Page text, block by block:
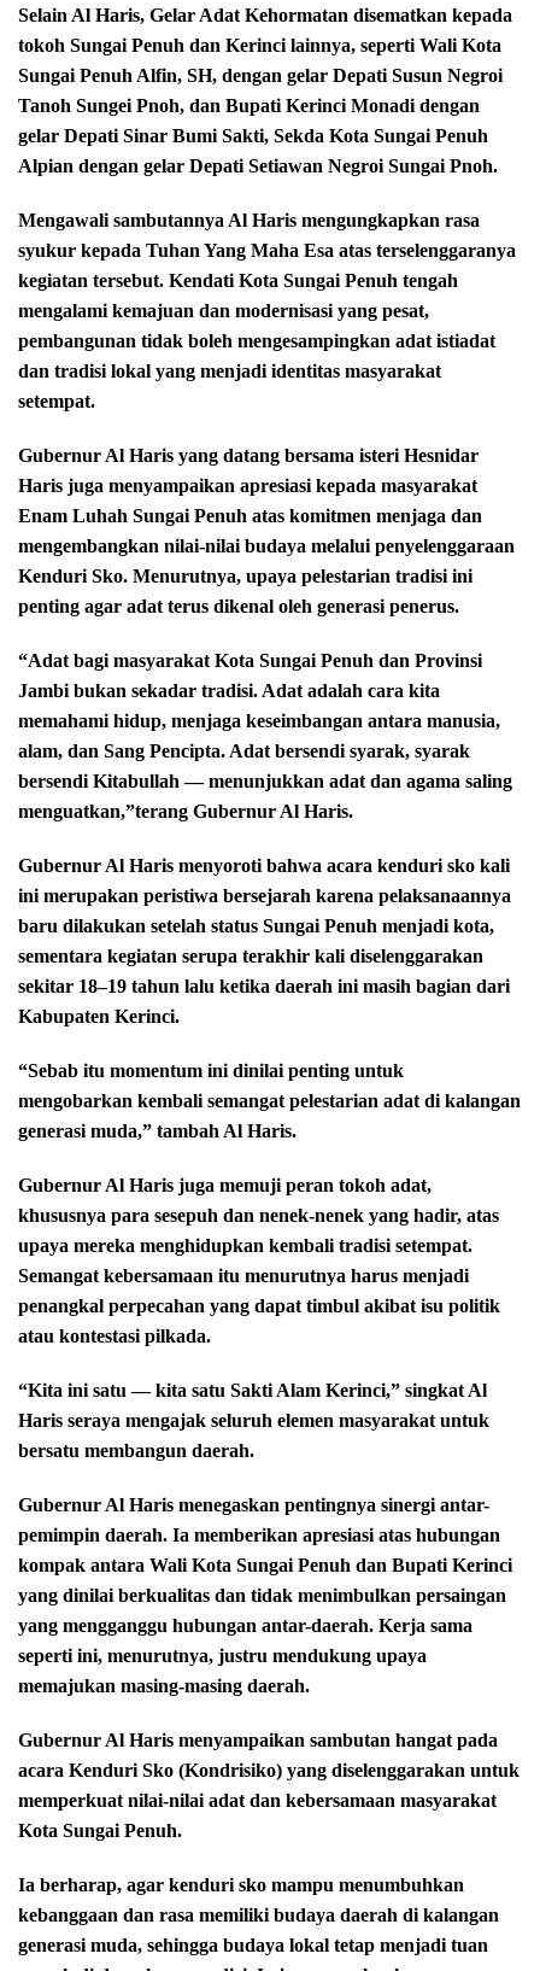
Selain Al Haris, Gelar Adat Kehormatan disematkan kepada
tokoh Sungai Penuh dan Kerinci lainnya, seperti Wali Kota
Sungai Penuh Alfin, SH, dengan gelar Depati Susun Negroi
Tanoh Sungei Pnoh, dan Bupati Kerinci Monadi dengan
gelar Depati Sinar Bumi Sakti, Sekda Kota Sungai Penuh
Alpian dengan gelar Depati Setiawan Negroi Sungai Pnoh.
Mengawali sambutannya Al Haris mengungkapkan rasa
syukur kepada Tuhan Yang Maha Esa atas terselenggaranya
kegiatan tersebut. Kendati Kota Sungai Penuh tengah
mengalami kemajuan dan modernisasi yang pesat,
pembangunan tidak boleh mengesampingkan adat istiadat
dan tradisi lokal yang menjadi identitas masyarakat
setempat.
Gubernur Al Haris yang datang bersama isteri Hesnidar
Haris juga menyampaikan apresiasi kepada masyarakat
Enam Luhah Sungai Penuh atas komitmen menjaga dan
mengembangkan nilai-nilai budaya melalui penyelenggaraan
Kenduri Sko. Menurutnya, upaya pelestarian tradisi ini
penting agar adat terus dikenal oleh generasi penerus.
“Adat bagi masyarakat Kota Sungai Penuh dan Provinsi
Jambi bukan sekadar tradisi. Adat adalah cara kita
memahami hidup, menjaga keseimbangan antara manusia,
alam, dan Sang Pencipta. Adat bersendi syarak, syarak
bersendi Kitabullah — menunjukkan adat dan agama saling
menguatkan,”terang Gubernur Al Haris.
Gubernur Al Haris menyoroti bahwa acara kenduri sko kali
ini merupakan peristiwa bersejarah karena pelaksanaannya
baru dilakukan setelah status Sungai Penuh menjadi kota,
sementara kegiatan serupa terakhir kali diselenggarakan
sekitar 18–19 tahun lalu ketika daerah ini masih bagian dari
Kabupaten Kerinci.
“Sebab itu momentum ini dinilai penting untuk
mengobarkan kembali semangat pelestarian adat di kalangan
generasi muda,” tambah Al Haris.
Gubernur Al Haris juga memuji peran tokoh adat,
khususnya para sesepuh dan nenek-nenek yang hadir, atas
upaya mereka menghidupkan kembali tradisi setempat.
Semangat kebersamaan itu menurutnya harus menjadi
penangkal perpecahan yang dapat timbul akibat isu politik
atau kontestasi pilkada.
“Kita ini satu — kita satu Sakti Alam Kerinci,” singkat Al
Haris seraya mengajak seluruh elemen masyarakat untuk
bersatu membangun daerah.
Gubernur Al Haris menegaskan pentingnya sinergi antar-
pemimpin daerah. Ia memberikan apresiasi atas hubungan
kompak antara Wali Kota Sungai Penuh dan Bupati Kerinci
yang dinilai berkualitas dan tidak menimbulkan persaingan
yang mengganggu hubungan antar-daerah. Kerja sama
seperti ini, menurutnya, justru mendukung upaya
memajukan masing-masing daerah.
Gubernur Al Haris menyampaikan sambutan hangat pada
acara Kenduri Sko (Kondrisiko) yang diselenggarakan untuk
memperkuat nilai-nilai adat dan kebersamaan masyarakat
Kota Sungai Penuh.
Ia berharap, agar kenduri sko mampu menumbuhkan
kebanggaan dan rasa memiliki budaya daerah di kalangan
generasi muda, sehingga budaya lokal tetap menjadi tuan